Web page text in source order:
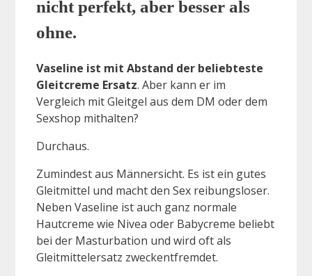
nicht perfekt, aber besser als
ohne.
Vaseline ist mit Abstand der beliebteste
Gleitcreme Ersatz. Aber kann er im
Vergleich mit Gleitgel aus dem DM oder dem
Sexshop mithalten?
Durchaus.
Zumindest aus Männersicht. Es ist ein gutes
Gleitmittel und macht den Sex reibungsloser.
Neben Vaseline ist auch ganz normale
Hautcreme wie Nivea oder Babycreme beliebt
bei der Masturbation und wird oft als
Gleitmittelersatz zweckentfremdet.